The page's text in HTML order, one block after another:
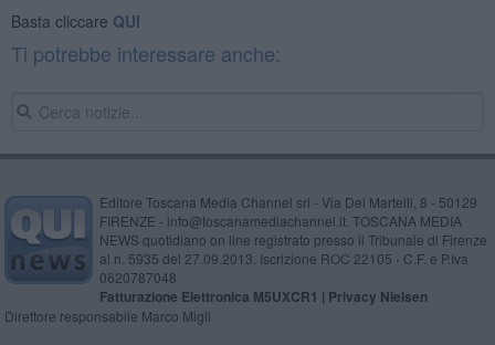
Basta cliccare QUI
Ti potrebbe interessare anche:
Editore Toscana Media Channel srl - Via Dei Martelli, 8 - 50129
FIRENZE - info@toscanamediachannel.it. TOSCANA MEDIA
NEWS quotidiano on line registrato presso il Tribunale di Firenze
al n. 5935 del 27.09.2013. Iscrizione ROC 22105 - C.F. e P.Iva
0620787048
Fatturazione Elettronica M5UXCR1 | Privacy Nielsen
Direttore responsabile Marco Migli